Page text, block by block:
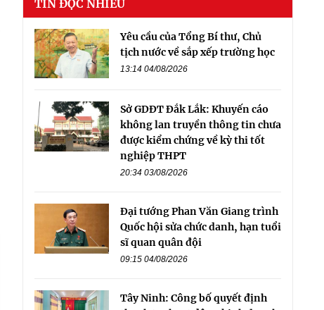
TIN ĐỌC NHIỀU
Yêu cầu của Tổng Bí thư, Chủ
tịch nước về sắp xếp trường học
13:14 04/08/2026
Sở GDĐT Đắk Lắk: Khuyến cáo
không lan truyền thông tin chưa
được kiểm chứng về kỳ thi tốt
nghiệp THPT
20:34 03/08/2026
Đại tướng Phan Văn Giang trình
Quốc hội sửa chức danh, hạn tuổi
sĩ quan quân đội
09:15 04/08/2026
Tây Ninh: Công bố quyết định